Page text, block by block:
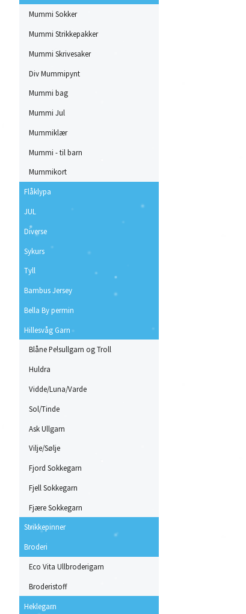
Mummi Sokker
Mummi Strikkepakker
Mummi Skrivesaker
Div Mummipynt
Mummi bag
Mummi Jul
Mummiklær
Mummi - til barn
Mummikort
Flåklypa
JUL
Diverse
Sykurs
Tyll
Bambus Jersey
Bella By permin
Hillesvåg Garn
Blåne Pelsullgarn og Troll
Huldra
Vidde/Luna/Varde
Sol/Tinde
Ask Ullgarn
Vilje/Sølje
Fjord Sokkegarn
Fjell Sokkegarn
Fjære Sokkegarn
Strikkepinner
Broderi
Eco Vita Ullbroderigarn
Broderistoff
Heklegarn